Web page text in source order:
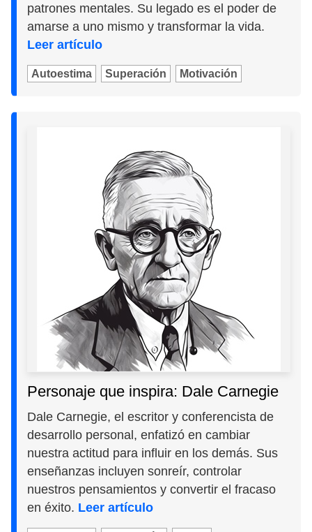
patrones mentales. Su legado es el poder de
amarse a uno mismo y transformar la vida.
Leer artículo
Autoestima Superación Motivación
Personaje que inspira: Dale Carnegie
Dale Carnegie, el escritor y conferencista de
desarrollo personal, enfatizó en cambiar
nuestra actitud para influir en los demás. Sus
enseñanzas incluyen sonreír, controlar
nuestros pensamientos y convertir el fracaso
en éxito. Leer artículo